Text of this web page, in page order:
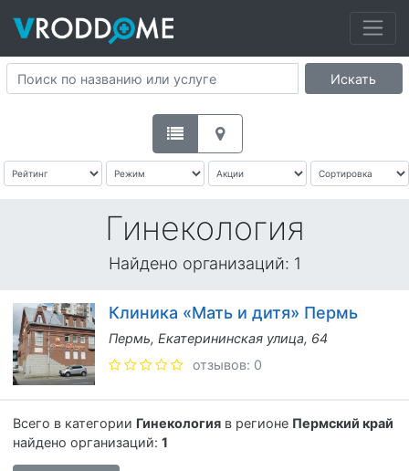
Искать
Гинекология
Найдено организаций: 1
Клиника «Мать и дитя» Пермь
Пермь, Екатерининская улица, 64
отзывов: 0
Всего в категории Гинекология в регионе Пермский край
найдено организаций:1